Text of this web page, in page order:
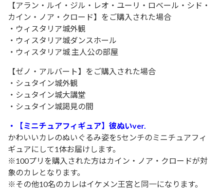
【アラン・ルイ・ジル・レオ・ユーリ・ロベール・シド・
カイン・ノア・クロード】をご購入された場合
・ウィスタリア城外観
・ウィスタリア城ダンスホール
・ウィスタリア城 主人公の部屋
【ゼノ・アルバート】をご購入された場合
・シュタイン城外観
・シュタイン城大講堂
・シュタイン城謁見の間
・【ミニチュアフィギュア】彼ぬいver.
かわいいカレのぬいぐるみ姿を5センチのミニチュアフィ
ギュアにして1体お届けします。
※100プリを購入された方はカイン・ノア・クロードが対
象のカレとなります。
※その他10名のカレはイケメン王宮と同一になります。